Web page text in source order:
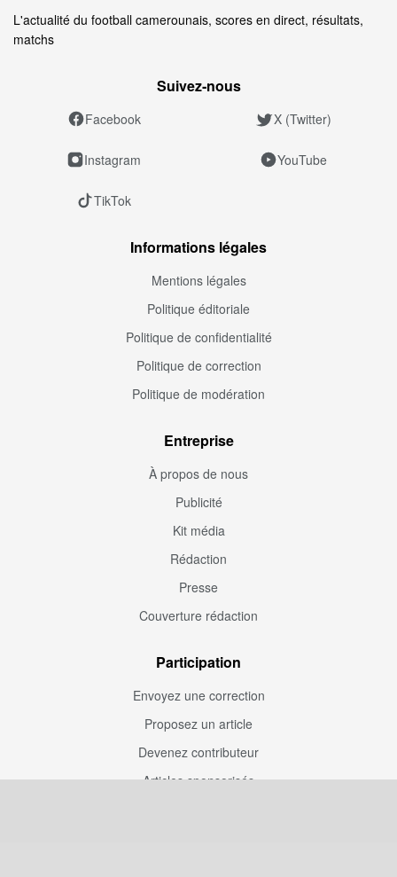
L'actualité du football camerounais, scores en direct, résultats,
matchs
Suivez‑nous
Facebook X (Twitter)
Instagram YouTube
TikTok
Informations légales
Mentions légales
Politique éditoriale
Politique de confidentialité
Politique de correction
Politique de modération
Entreprise
À propos de nous
Publicité
Kit média
Rédaction
Presse
Couverture rédaction
Participation
Envoyez une correction
Proposez un article
Devenez contributeur
Articles sponsorisés